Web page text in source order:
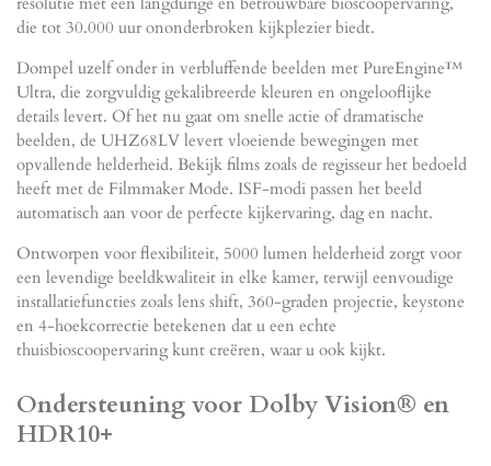
die tot 30.000 uur ononderbroken kijkplezier biedt.
Dompel uzelf onder in verbluffende beelden met PureEngine™
Ultra, die zorgvuldig gekalibreerde kleuren en ongelooflijke
details levert. Of het nu gaat om snelle actie of dramatische
beelden, de UHZ68LV levert vloeiende bewegingen met
opvallende helderheid. Bekijk films zoals de regisseur het bedoeld
heeft met de Filmmaker Mode. ISF-modi passen het beeld
automatisch aan voor de perfecte kijkervaring, dag en nacht.
Ontworpen voor flexibiliteit, 5000 lumen helderheid zorgt voor
een levendige beeldkwaliteit in elke kamer, terwijl eenvoudige
installatiefuncties zoals lens shift, 360-graden projectie, keystone
en 4-hoekcorrectie betekenen dat u een echte
thuisbioscoopervaring kunt creëren, waar u ook kijkt.
Ondersteuning voor Dolby Vision® en
HDR10+